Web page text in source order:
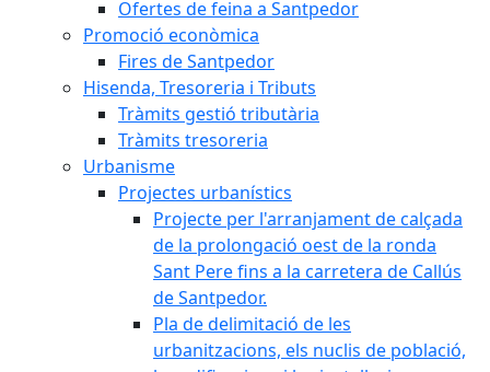
Ofertes de feina a Santpedor
Promoció econòmica
Fires de Santpedor
Hisenda, Tresoreria i Tributs
Tràmits gestió tributària
Tràmits tresoreria
Urbanisme
Projectes urbanístics
Projecte per l'arranjament de calçada
de la prolongació oest de la ronda
Sant Pere fins a la carretera de Callús
de Santpedor.
Pla de delimitació de les
urbanitzacions, els nuclis de població,